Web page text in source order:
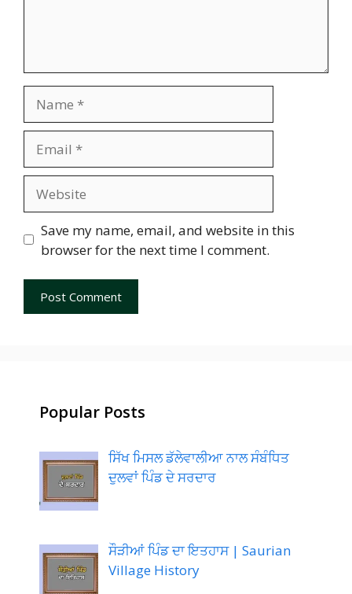
Save my name, email, and website in this
browser for the next time I comment.
Popular Posts
ਸਿੱਖ ਮਿਸਲ ਡੱਲੇਵਾਲੀਆ ਨਾਲ ਸੰਬੰਧਿਤ
ਦੁਲਵਾਂ ਪਿੰਡ ਦੇ ਸਰਦਾਰ
ਸੌੜੀਆਂ ਪਿੰਡ ਦਾ ਇਤਹਾਸ | Saurian
Village History